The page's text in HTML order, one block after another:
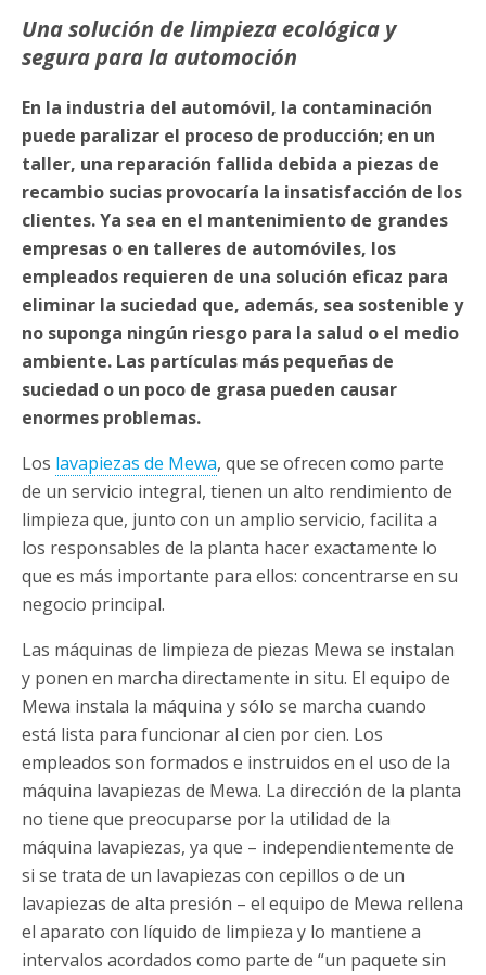
Una solución de limpieza ecológica y
segura para la automoción
En la industria del automóvil, la contaminación
puede paralizar el proceso de producción; en un
taller, una reparación fallida debida a piezas de
recambio sucias provocaría la insatisfacción de los
clientes. Ya sea en el mantenimiento de grandes
empresas o en talleres de automóviles, los
empleados requieren de una solución eficaz para
eliminar la suciedad que, además, sea sostenible y
no suponga ningún riesgo para la salud o el medio
ambiente. Las partículas más pequeñas de
suciedad o un poco de grasa pueden causar
enormes problemas.
Los lavapiezas de Mewa, que se ofrecen como parte
de un servicio integral, tienen un alto rendimiento de
limpieza que, junto con un amplio servicio, facilita a
los responsables de la planta hacer exactamente lo
que es más importante para ellos: concentrarse en su
negocio principal.
Las máquinas de limpieza de piezas Mewa se instalan
y ponen en marcha directamente in situ. El equipo de
Mewa instala la máquina y sólo se marcha cuando
está lista para funcionar al cien por cien. Los
empleados son formados e instruidos en el uso de la
máquina lavapiezas de Mewa. La dirección de la planta
no tiene que preocuparse por la utilidad de la
máquina lavapiezas, ya que – independientemente de
si se trata de un lavapiezas con cepillos o de un
lavapiezas de alta presión – el equipo de Mewa rellena
el aparato con líquido de limpieza y lo mantiene a
intervalos acordados como parte de “un paquete sin